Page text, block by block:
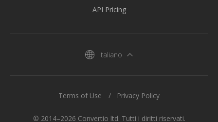
API Pricing
Italiano
© 2014–2026 Convertio ltd. Tutti i diritti riservati.
Terms of Use Privacy Policy